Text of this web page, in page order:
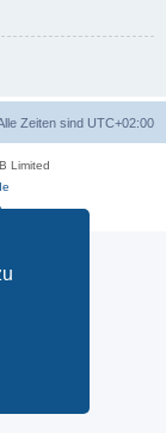
Zeiten sind UTC+02:00
Limited